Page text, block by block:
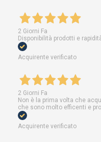
2 Giorni Fa
Disponibilità prodotti e
Acquirente verificato
2 Giorni Fa
Non è la prima volta che
che sono molto efficenti e
Acquirente verificato